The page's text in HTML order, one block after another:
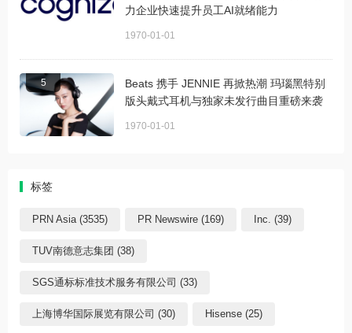
力企业快速提升员工AI就绪能力
1970-01-01
5
Beats 携手 JENNIE 再掀热潮 玛瑙黑特别
版头戴式耳机与独家未发行曲目重磅来袭
1970-01-01
标签
PRN Asia (3535) PR Newswire (169) Inc. (39)
TUV南德意志集团 (38)
SGS通标标准技术服务有限公司 (33)
上海博华国际展览有限公司 (30) Hisense (25)